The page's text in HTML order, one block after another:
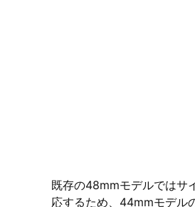
既存の48mmモデルではサ
応するため、44mmモデル